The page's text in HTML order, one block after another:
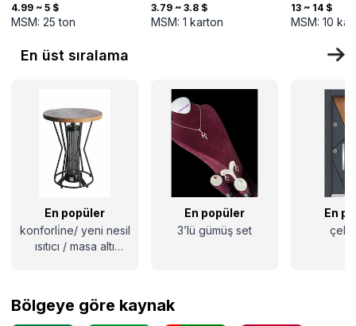
4.99 ~ 5 $
MSM: 25 ton
3.79 ~ 3.8 $
MSM: 1 karton
13 ~ 14 $
MSM: 10
En üst sıralama
En popüler
konforli̇ne/ yeni nesil
ısıtıcı / masa altı
En popüler
3’lü gümüş set
En
çelik
Bölgeye göre kaynak